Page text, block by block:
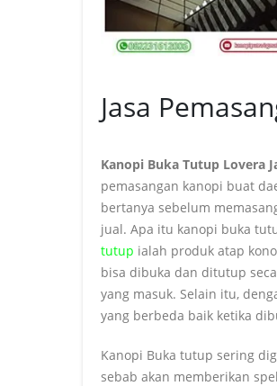
Jasa
Kanopi Buka Tutup Lovera
pemasangan kanopi buat
bertanya sebelum
jual. Apa itu kanopi buka
tutup ialah produk atap
bisa dibuka dan ditutup
yang masuk. Selain itu,
yang berbeda baik ketika
Kanopi Buka tutup sering
sebab akan memberikan